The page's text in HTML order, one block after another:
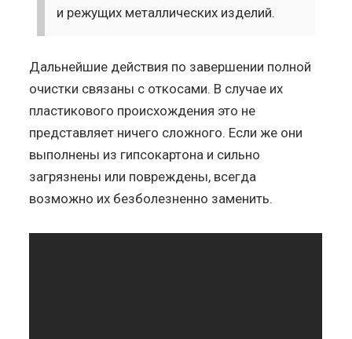
и режущих металлических изделий.
Дальнейшие действия по завершении полной
очистки связаны с откосами. В случае их
пластикового происхождения это не
представляет ничего сложного. Если же они
выполнены из гипсокартона и сильно
загрязнены или повреждены, всегда
возможно их безболезненно заменить.